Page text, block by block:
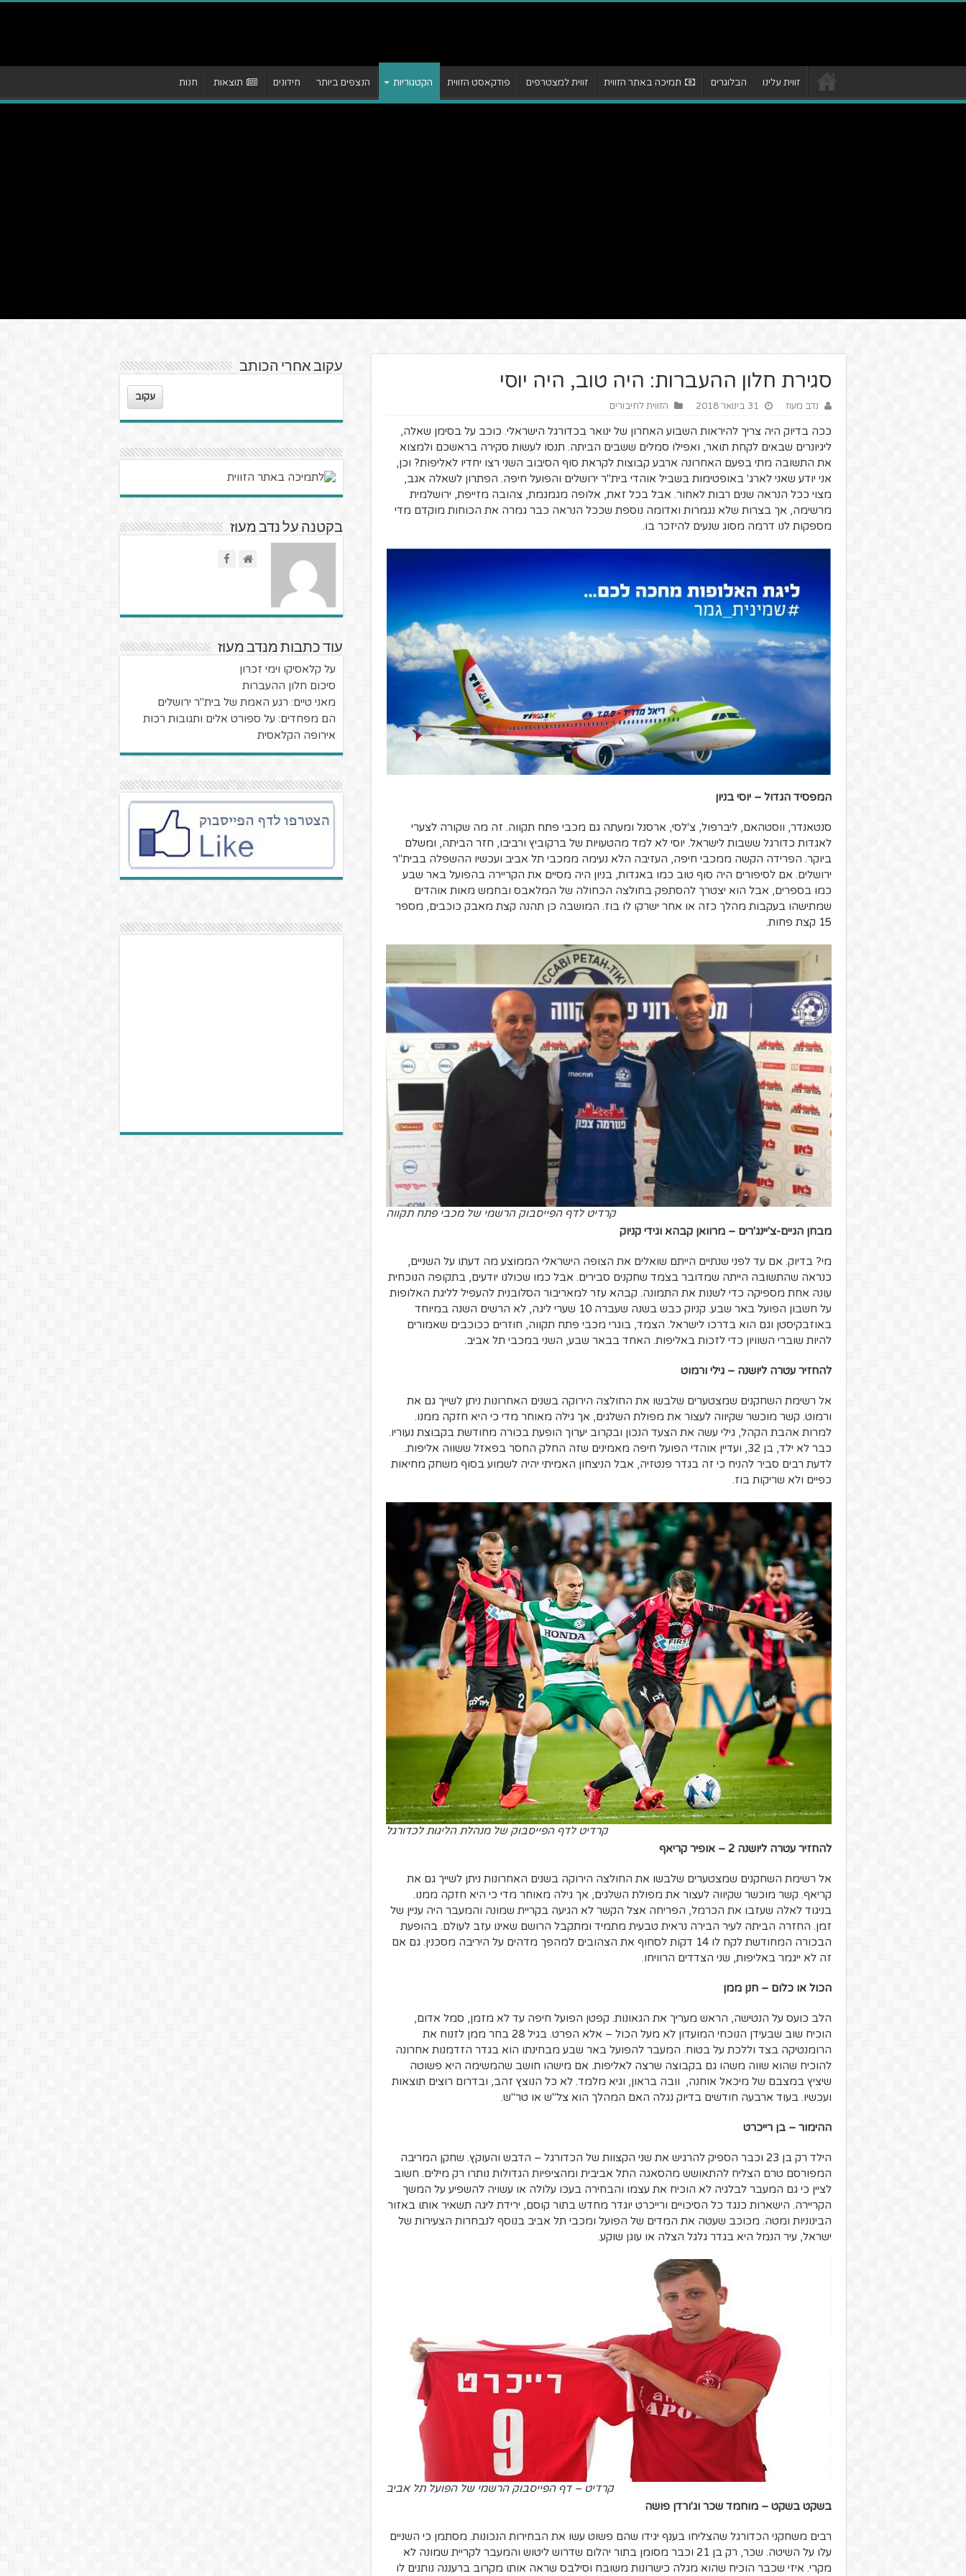
זווית עלינו הבלוגרים תמיכה באתר הזווית זווית למצטרפים פודקאסט הזווית הקטגוריות הנצפים ביותר חידונים תוצאות חנות
סגירת חלון ההעברות: היה טוב, היה יוסי
נדב מעוז 31 בינואר 2018 הזווית לחיבורים
ככה בדיוק היה צריך להיראות השבוע האחרון של ינואר בכדורגל הישראלי. כוכב על בסימן שאלה,
ליגיונרים שבאים לקחת תואר, ואפילו סמלים ששבים הביתה. תנסו לעשות סקירה בראשכם ולמצוא
את התשובה מתי בפעם האחרונה ארבע קבוצות לקראת סוף הסיבוב השני רצו יחדיו לאליפות? וכן,
אני יודע שאני לארג' באופטימות בשביל אוהדי בית"ר ירושלים והפועל חיפה. הפתרון לשאלה אגב,
מצוי ככל הנראה שנים רבות לאחור. אבל בכל זאת, אלופה מגמגמת, צהובה מזייפת, ירושלמית
מרשימה, אך בצרות שלא נגמרות ואדומה נוספת שככל הנראה כבר גמרה את הכוחות מוקדם מדי
מספקות לנו דרמה מסוג שנעים להיזכר בו.
המפסיד הגדול – יוסי בניון
סנטאנדר, ווסטהאם, ליברפול, צ'לסי, ארסנל ומעתה גם מכבי פתח תקווה. זה מה שקורה לצערי
לאגדות כדורגל ששבות לישראל. יוסי לא למד מהטעויות של ברקוביץ ורביבו, חזר הביתה, ומשלם
ביוקר. הפרידה הקשה ממכבי חיפה, העזיבה הלא נעימה ממכבי תל אביב ועכשיו ההשפלה בבית"ר
ירושלים. אם לסיפורים היה סוף טוב כמו באגדות, בניון היה מסיים את הקריירה בהפועל באר שבע
כמו בספרים, אבל הוא יצטרך להסתפק בחולצה הכחולה של המלאבס ובחמש מאות אוהדים
שמתישהו בעקבות מהלך כזה או אחר ישרקו לו בוז. המושבה כן תהנה קצת מאבק כוכבים, מספר
15 קצת פחות.
קרדיט לדף הפייסבוק הרשמי של מכבי פתח תקווה
מבחן הגיים-צ'יינג'רים – מרוואן קבהא וגידי קניוק
מי? בדיוק. אם עד לפני שנתיים הייתם שואלים את הצופה הישראלי הממוצע מה דעתו על השניים,
כנראה שהתשובה הייתה שמדובר בצמד שחקנים סבירים. אבל כמו שכולנו יודעים, בתקופה הנוכחית
עונה אחת מספיקה כדי לשנות את התמונה. קבהא עזר למאריבור הסלובנית להעפיל לליגת האלופות
על חשבון הפועל באר שבע. קניוק כבש בשנה שעברה 10 שערי ליגה, לא הרשים השנה במיוחד
באוזבקיסטן וגם הוא בדרכו לישראל. הצמד, בוגרי מכבי פתח תקווה, חוזרים ככוכבים שאמורים
להיות שוברי השוויון כדי לזכות באליפות. האחד בבאר שבע, השני במכבי תל אביב.
להחזיר עטרה ליושנה – גילי ורמוט
אל רשימת השחקנים שמצטערים שלבשו את החולצה הירוקה בשנים האחרונות ניתן לשייך גם את
ורמוט. קשר מוכשר שקיווה לעצור את מפולת השלגים, אך גילה מאוחר מדי כי היא חזקה ממנו.
למרות אהבת הקהל, גילי עשה את הצעד הנכון ובקרוב יערוך הופעת בכורה מחודשת בקבוצת נעוריו.
כבר לא ילד, בן 32, ועדיין אוהדי הפועל חיפה מאמינים שזה החלק החסר בפאזל ששווה אליפות.
לדעת רבים סביר להניח כי זה בגדר פנטזיה, אבל הניצחון האמיתי יהיה לשמוע בסוף משחק מחיאות
כפיים ולא שריקות בוז.
קרדיט לדף הפייסבוק של מנהלת הליגות לכדורגל
להחזיר עטרה ליושנה 2 – אופיר קריאף
אל רשימת השחקנים שמצטערים שלבשו את החולצה הירוקה בשנים האחרונות ניתן לשייך גם את
קריאף. קשר מוכשר שקיווה לעצור את מפולת השלגים, אך גילה מאוחר מדי כי היא חזקה ממנו.
בניגוד לאלה שעזבו את הכרמל, הפריחה אצל הקשר לא הגיעה בקריית שמונה והמעבר היה עניין של
זמן. החזרה הביתה לעיר הבירה נראית טבעית מתמיד ומתקבל הרושם שאינו עזב לעולם. בהופעת
הבכורה המחודשת לקח לו 14 דקות לסחוף את הצהובים למהפך מדהים על היריבה מסכנין. גם אם
זה לא ייגמר באליפות, שני הצדדים הרוויחו.
הכול או כלום – חנן ממן
הלב כועס על הנטישה, הראש מעריך את הגאונות. קפטן הפועל חיפה עד לא מזמן, סמל אדום,
הוכיח שוב שבעידן הנוכחי המועדון לא מעל הכול – אלא הפרט. בגיל 28 בחר ממן לזנוח את
הרומנטיקה בצד וללכת על בטוח. המעבר להפועל באר שבע מבחינתו הוא בגדר הזדמנות אחרונה
להוכיח שהוא שווה משהו גם בקבוצה שרצה לאליפות. אם מישהו חושב שהמשימה היא פשוטה
שיציץ במצבם של מיכאל אוחנה, וובה בראון, וגיא מלמד. לא כל הנוצץ זהב, ובדרום רוצים תוצאות
ועכשיו. בעוד ארבעה חודשים בדיוק נגלה האם המהלך הוא צל"ש או טר"ש.
ההימור – בן רייכרט
הילד רק בן 23 וכבר הספיק להרגיש את שני הקצוות של הכדורגל – הדבש והעוקץ. שחקן המריבה
המפורסם טרם הצליח להתאושש מהסאגה התל אביבית ומהציפיות הגדולות נותרו רק מילים. חשוב
לציין כי גם המעבר לבלגיה לא הוכיח את עצמו והבחירה בעכו עלולה או עשויה להשפיע על המשך
הקריירה. הישארות כנגד כל הסיכויים ורייכרט יוגדר מחדש בתור קוסם, ירידת ליגה תשאיר אותו באזור
הבינוניות ומטה. מכוכב שעטה את המדים של הפועל ומכבי תל אביב בנוסף לנבחרות הצעירות של
ישראל, עיר הנמל היא בגדר גלגל הצלה או עוגן שוקע.
קרדיט – דף הפייסבוק הרשמי של הפועל תל אביב
בשקט בשקט – מוחמד שכר וג'ורדן פושה
רבים משחקני הכדורגל שהצליחו בענף יגידו שהם פשוט עשו את הבחירות הנכונות. מסתמן כי השניים
עלו על השיטה. שכר, רק בן 21 וכבר מסומן בתור יהלום שדרוש ליטוש והמעבר לקריית שמונה לא
מקרי. איזי שכבר הוכיח שהוא מגלה כישרונות משובח וסילבס שראה אותו מקרוב ברעננה נותנים לו
עקוב אחרי הכותב
עקוב
בקטנה על נדב מעוז
עוד כתבות מנדב מעוז
על קלאסיקו וימי זכרון
סיכום חלון ההעברות
מאני טיים: רגע האמת של בית"ר ירושלים
הם מפחדים: על ספורט אלים ותגובות רכות
אירופה הקלאסית